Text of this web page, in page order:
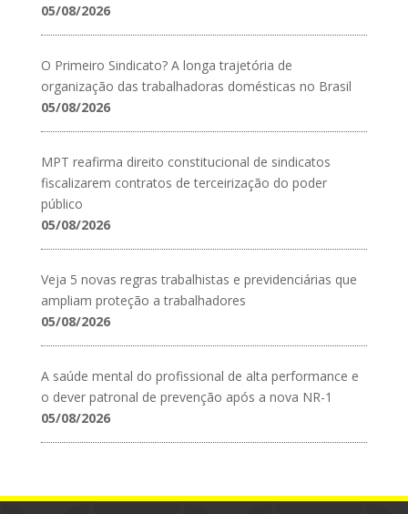
05/08/2026
O Primeiro Sindicato? A longa trajetória de
organização das trabalhadoras domésticas no Brasil
05/08/2026
MPT reafirma direito constitucional de sindicatos
fiscalizarem contratos de terceirização do poder
público
05/08/2026
Veja 5 novas regras trabalhistas e previdenciárias que
ampliam proteção a trabalhadores
05/08/2026
A saúde mental do profissional de alta performance e
o dever patronal de prevenção após a nova NR-1
05/08/2026